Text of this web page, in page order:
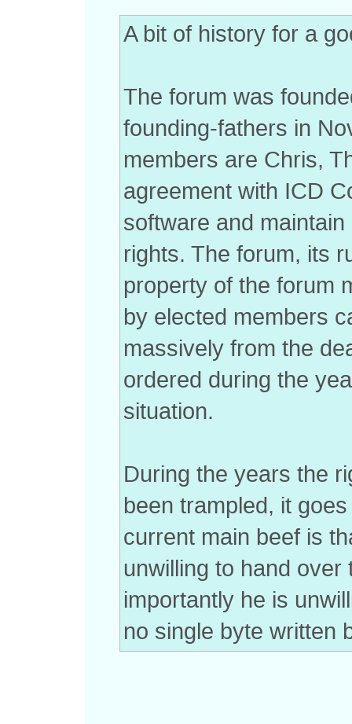
A bit of history for a
The forum was
founding-fathers in
members are Chris,
agreement with ICD
software and
rights. The forum, its
property of the forum
by elected members
massively from the
ordered during the
situation.
During the years the
been trampled, it
current main beef is
unwilling to hand
importantly he is
no single byte written